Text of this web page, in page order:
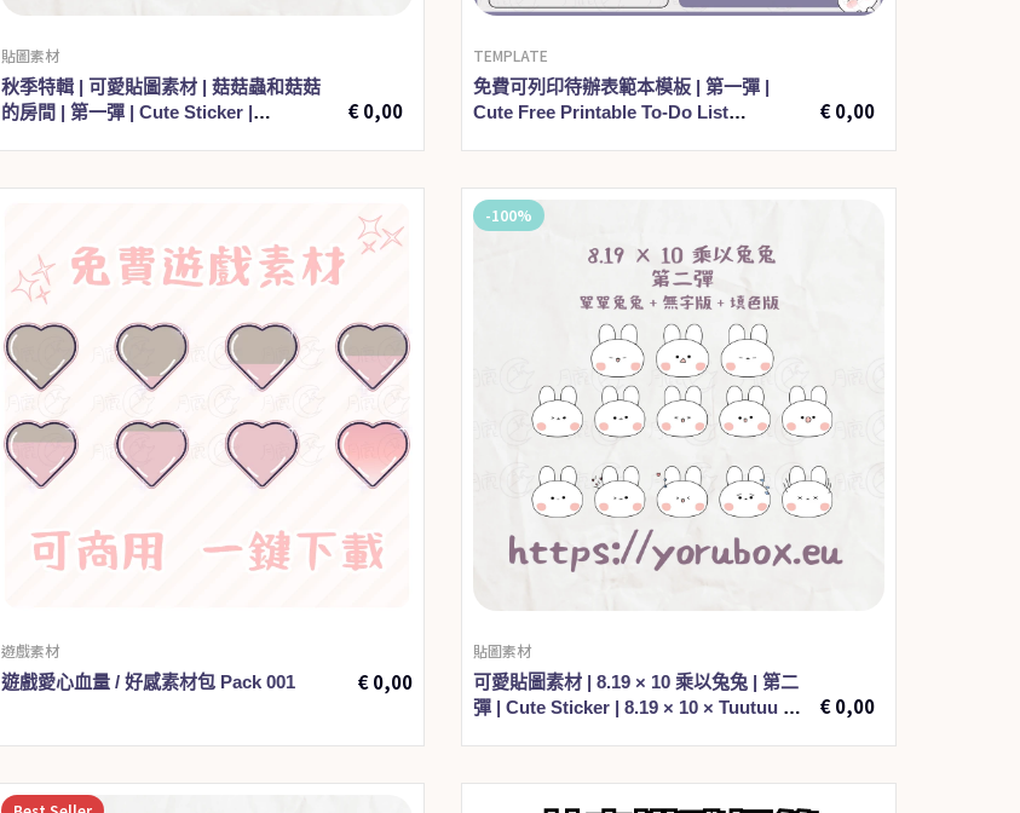
貼圖素材
秋季特輯 | 可愛貼圖素材 | 菇菇蟲和菇菇
的房間 | 第一彈 | Cute Sticker |
€0,00
TEMPLATE
免費可列印待辦表範本模板 | 第一彈 |
Cute Free Printable To-Do List
€0,00
遊戲素材
遊戲愛心血量 / 好感素材包 Pack 001
€0,00
-100%
貼圖素材
可愛貼圖素材 | 8.19 × 10 乘以兔兔 | 第二
彈 | Cute Sticker | 8.19 × 10 × Tuutuu ×
€0,00